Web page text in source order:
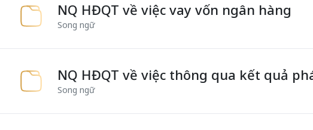
NQ HĐQT về việc vay vốn ngân hàng
Song ngữ
NQ HĐQT về việc thông qua kết quả
Song ngữ